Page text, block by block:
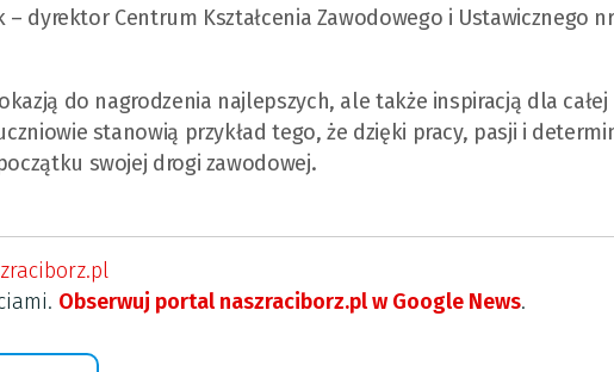
– dyrektor Centrum Kształcenia Zawodowego i Ustawicznego
do nagrodzenia najlepszych, ale także inspiracją dla całej
stanowią przykład tego, że dzięki pracy, pasji i
swojej drogi zawodowej.
Obserwuj portal naszraciborz.pl w Google News.